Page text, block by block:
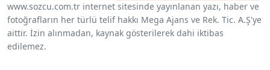
www.sozcu.com.tr internet sitesinde yayınlanan yazı, haber ve
fotoğrafların her türlü telif hakkı Mega Ajans ve Rek. Tic. A.Ş'ye
aittir. İzin alınmadan, kaynak gösterilerek dahi iktibas
edilemez.